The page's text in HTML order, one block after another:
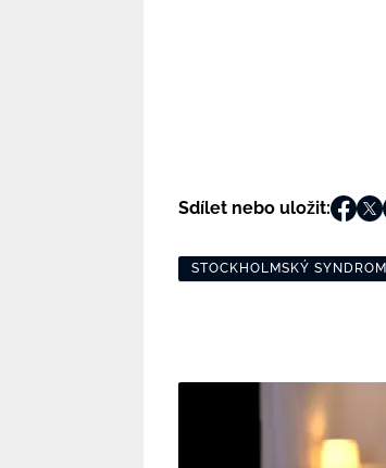
Sdílet nebo uložit:
STOCKHOLMSKÝ SYNDROM